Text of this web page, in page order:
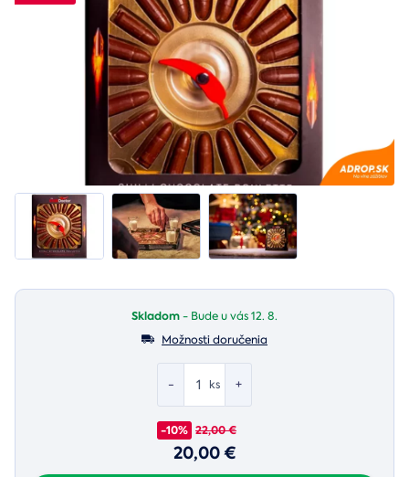
Skladom- Bude u vás 12. 8.
Možnosti doručenia
- +
ks
-10% 22,00 €
20,00 €